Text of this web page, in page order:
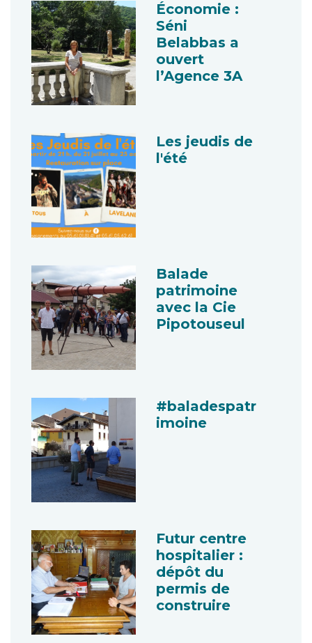
Économie :
Séni
Belabbas a
ouvert
l’Agence 3A
Les jeudis de
l'été
Balade
patrimoine
avec la Cie
Pipotouseul
#baladespatr
imoine
Futur centre
hospitalier :
dépôt du
permis de
construire